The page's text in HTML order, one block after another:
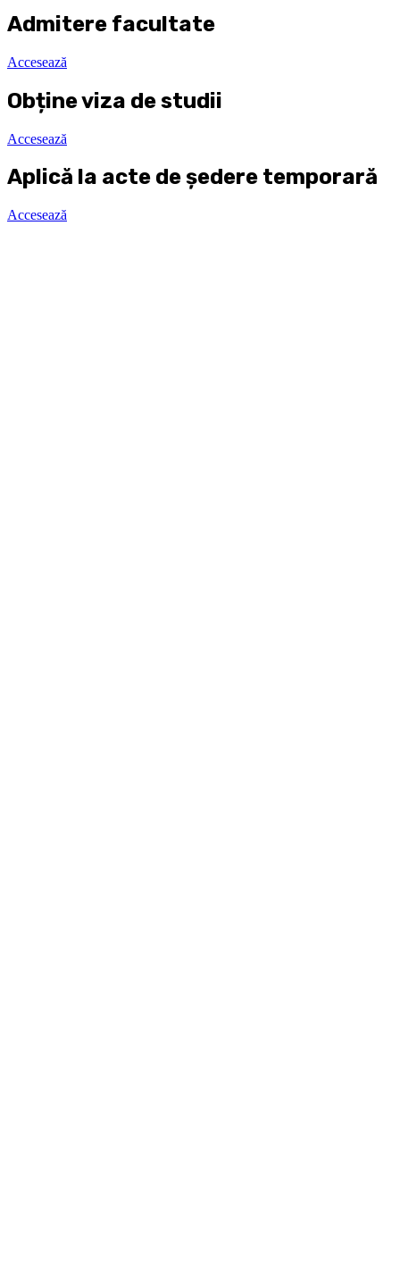
Admitere facultate
Accesează
Obține viza de studii
Accesează
Aplică la acte de ședere temporară
Accesează